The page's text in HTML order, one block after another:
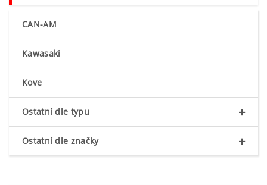
CAN-AM
Kawasaki
Kove
+
Ostatní dle typu
+
Ostatní dle značky